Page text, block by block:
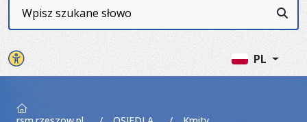
PL
Panel ustawień witryny
Wyszukiwarka